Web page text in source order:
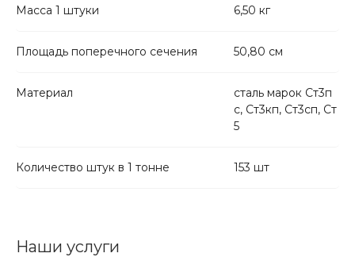
Масса 1 штуки 6,50 кг
Площадь поперечного сечения 50,80 см
Материал
сталь марок Ст3п
с, Ст3кп, Ст3сп, Ст
5
Количество штук в 1 тонне 153 шт
Наши услуги